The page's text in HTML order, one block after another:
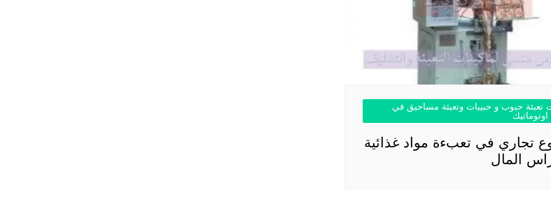
تعبئة حبوب و حبيبات وتعبئة مساحيق في
تجاري في تعبءة مواد غذائية
المال